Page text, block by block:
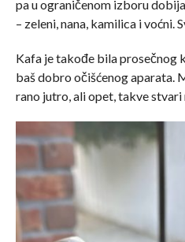
pa u ograničenom izboru
– zeleni, nana, kamilica i voćni.
Kafa je takođe bila prosečnog
baš dobro očišćenog aparata.
rano jutro, ali opet, takve stvari